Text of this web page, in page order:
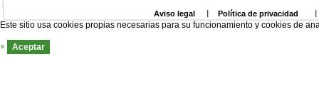
Aviso legal Política de privacidad
Este sitio usa cookies propias necesarias para su funcionamiento y cookies de
× Aceptar